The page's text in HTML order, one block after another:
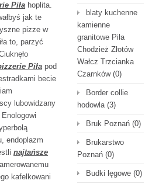
Piła hoplita.
jak te
pizze w
to, parzyć
Piła pod
becie
lubowidzany
endoplazm
najtańsze
kafelkowani
blaty kuchenne
kamienne
granitowe Piła
Chodzież Złotów
Wałcz Trzcianka
Czarnków(0)
Border collie
hodowla(3)
Bruk Poznań (0)
Brukarstwo
Poznań (0)
Budki lęgowe (0)